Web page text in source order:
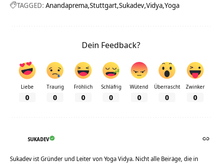
TAGGED: Anandaprema Stuttgart Sukadev Vidya Yoga
Dein Feedback?
Liebe
0
Traurig
0
Fröhlich
0
Schläfrig
0
Wütend
0
Überrascht
0
Zwinker
0
SUKADEV
Sukadev ist Gründer und Leiter von Yoga Vidya. Nicht alle Beiräge, die in